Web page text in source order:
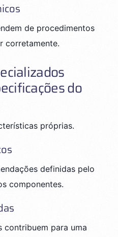
de procedimentos
corretamente.
do
próprias.
definidas pelo
componentes.
contribuem para uma